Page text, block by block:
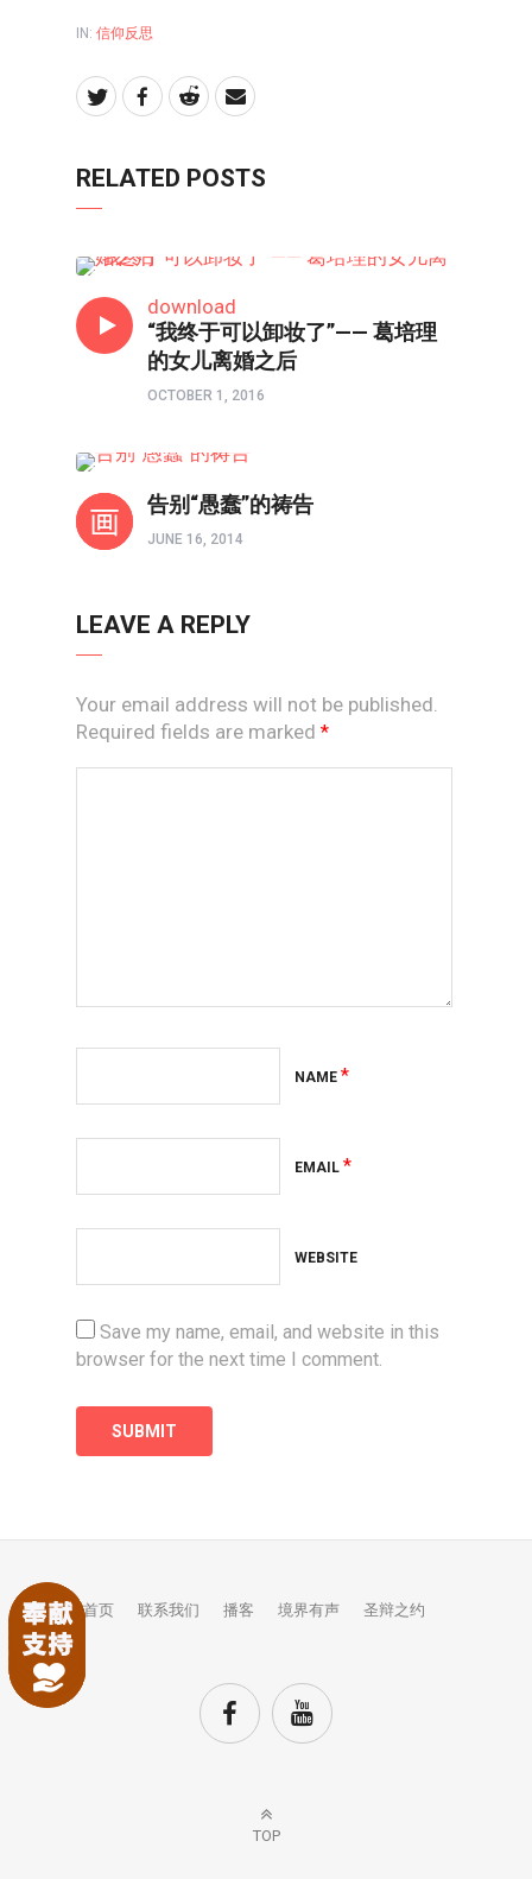
IN: 信仰反思
RELATED POSTS
download
“我终于可以卸妆了”—— 葛培理
的女儿离婚之后
OCTOBER 1, 2016
告别“愚蠢”的祷告
JUNE 16, 2014
LEAVE A REPLY
Your email address will not be published.
Required fields are marked *
NAME *
EMAIL *
WEBSITE
Save my name, email, and website in this
browser for the next time I comment.
首页 联系我们 播客 境界有声 圣辩之约
TOP